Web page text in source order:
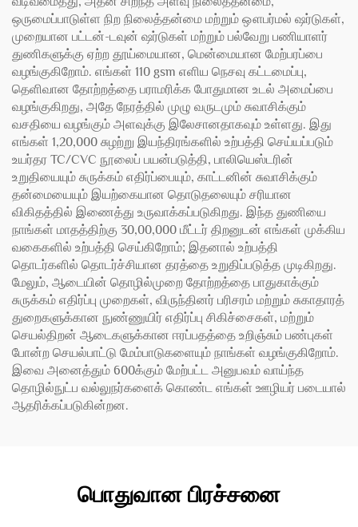
ஒருமைப்பாடுள்ள நிற நிலைத்தன்மை மற்றும் ஔபர்மல் ஷர்டுகள்,
முறையான பட்டன்-டவுன் ஷர்டுகள் மற்றும் பல்வேறு பணியாளர்
துணிகளுக்கு ஏற்ற தூய்மையான, மென்மையான மேற்பரப்பை
வழங்குகிறோம். எங்கள் 110 gsm எளிய நெசவு கட்டமைப்பு,
தெளிவான தோற்றத்தை பராமரிக்க போதுமான உடல் அமைப்பை
வழங்குகிறது, அதே நேரத்தில் முழு வருடமும் சுவாசிக்கும்
வசதியை வழங்கும் அளவுக்கு இலேசானதாகவும் உள்ளது. இது
எங்கள் 1,20,000 சுழற்று இயந்திரங்களில் உற்பத்தி செய்யப்படும்
உயர்தர TC/CVC நூலைப் பயன்படுத்தி, பாலியெஸ்டரின்
உறுதியையும் சுருக்கம் எதிர்ப்பையும், காட்டனின் சுவாசிக்கும்
தன்மையையும் இயற்கையான தொடுதலையும் சரியான
விகிதத்தில் இணைத்து உருவாக்கப்படுகிறது. இந்த துணியை
நாங்கள் மாதத்திற்கு 30,00,000 மீட்டர் திறனுடன் எங்கள் முக்கிய
வகைகளில் உற்பத்தி செய்கிறோம்; இதனால் உற்பத்தி
தொடர்களில் தொடர்ச்சியான தரத்தை உறுதிப்படுத்த முடிகிறது.
மேலும், ஆடையின் தொழில்முறை தோற்றத்தை பாதுகாக்கும்
சுருக்கம் எதிர்ப்பு முறைகள், விருந்தினர் பரிசரம் மற்றும் சுகாதாரத்
துறைகளுக்கான நுண்ணுயிர் எதிர்ப்பு சிகிச்சைகள், மற்றும்
செயல்திறன் ஆடைகளுக்கான ஈரப்பதத்தை உறிஞ்சும் பண்புகள்
போன்ற செயல்பாட்டு மேம்பாடுகளையும் நாங்கள் வழங்குகிறோம்.
இவை அனைத்தும் 600க்கும் மேற்பட்ட அனுபவம் வாய்ந்த
தொழில்நுட்ப வல்லுநர்களைக் கொண்ட எங்கள் ஊழியர் படையால்
ஆதரிக்கப்படுகின்றன.
பொதுவான பிரச்சனை